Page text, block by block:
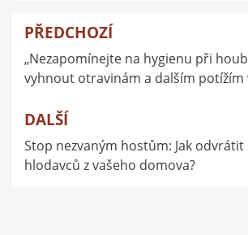
Navigace
pro
příspěvek
PŘEDCHOZÍ
„Nezapomínejte na hygienu při
vyhnout otravinám a dalším potížím
DALŠÍ
Stop nezvaným hostům: Jak odvrátit
hlodavců z vašeho domova?